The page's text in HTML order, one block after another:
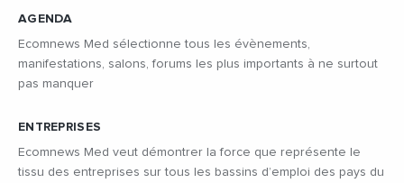
AGENDA
Ecomnews Med sélectionne tous les évènements,
manifestations, salons, forums les plus importants à ne surtout
pas manquer
ENTREPRISES
Ecomnews Med veut démontrer la force que représente le
tissu des entreprises sur tous les bassins d’emploi des pays du